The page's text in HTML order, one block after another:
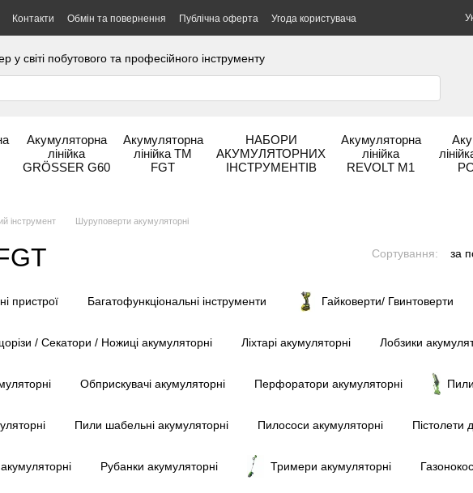
Контакти Обмін та повернення Публічна оферта
Угода користувача
світі побутового та професійного інструменту
Акумуляторна
лінійка
GRÖSSER G60
Акумуляторна
лінійка ТМ
FGT
НАБОРИ
АКУМУЛЯТОРНИХ
ІНСТРУМЕНТІВ
Акумуляторна
лінійка
REVOLT М1
інструмент Шуруповерти акумуляторні
Сортування: за
пристрої Багатофункціональні інструменти Гайковерти/ Гвинтоверти
/ Секатори / Ножиці акумуляторні Ліхтарі акумуляторні Лобзики
Обприскувачі акумуляторні Перфоратори акумуляторні
Пили шабельні акумуляторні Пилососи акумуляторні Пістолети
Рубанки акумуляторні Тримери акумуляторні